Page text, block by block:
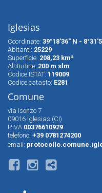
Iglesias
Coordinate: 39°18'36" N -
Abitanti: 25229
Superfìcie: 208,23 km²
Altitudine: 200 m slm
Codice ISTAT: 119009
Codice catasto: E281
Comune
via Isonzo 7
09016 Iglesias (CI)
P.IVA 00376610929
telefono: +39 0781274200
email: